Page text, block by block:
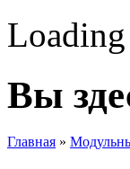
Вы
Главная »